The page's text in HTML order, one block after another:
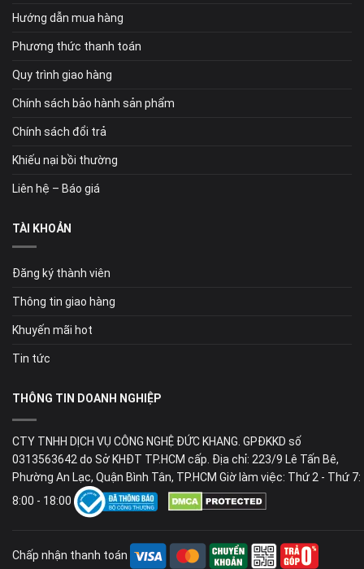
Hướng dẫn mua hàng
Phương thức thanh toán
Quy trình giao hàng
Chính sách bảo hành sản phẩm
Chính sách đổi trả
Khiếu nại bồi thường
Liên hệ – Báo giá
TÀI KHOẢN
Đăng ký thành viên
Thông tin giao hàng
Khuyến mãi hot
Tin tức
THÔNG TIN DOANH NGHIỆP
CTY TNHH DỊCH VỤ CÔNG NGHỆ ĐỨC KHANG. GPĐKKD số
0313563642 do Sở KHĐT TP.HCM cấp. Địa chỉ: 223/9 Lê Tấn Bê,
Phường An Lạc, Quận Bình Tân, TP.HCM Giờ làm việc: Thứ 2 - Thứ 7:
8:00 - 18:00
Chấp nhận thanh toán